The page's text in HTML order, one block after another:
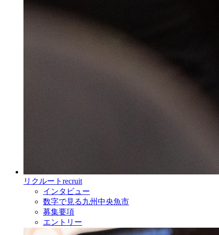
リクルート recruit
インタビュー
数字で見る九州中央魚市
募集要項
エントリー